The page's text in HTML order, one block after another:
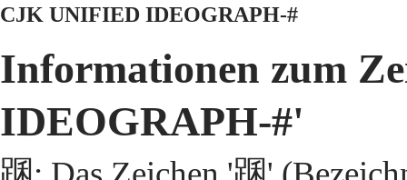
CJK UNIFIED IDEOGRAPH-#
Informationen zum
IDEOGRAPH-#'